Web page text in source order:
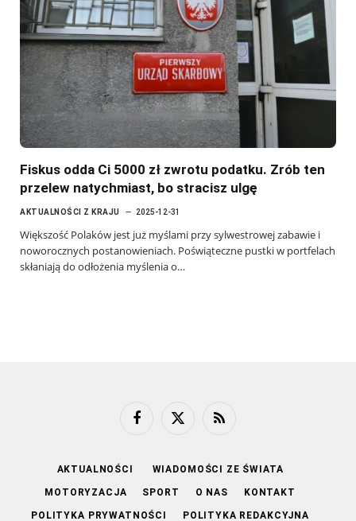
Fiskus odda Ci 5000 zł zwrotu podatku. Zrób ten
przelew natychmiast, bo stracisz ulgę
AKTUALNOŚCI Z KRAJU 2025-12-31
Większość Polaków jest już myślami przy sylwestrowej zabawie i
noworocznych postanowieniach. Poświąteczne pustki w portfelach
skłaniają do odłożenia myślenia o…
FacebookX
RSS
AKTUALNOŚCI WIADOMOŚCI ZE ŚWIATA
MOTORYZACJA SPORT O NAS KONTAKT
POLITYKA PRYWATNOŚCI POLITYKA REDAKCYJNA